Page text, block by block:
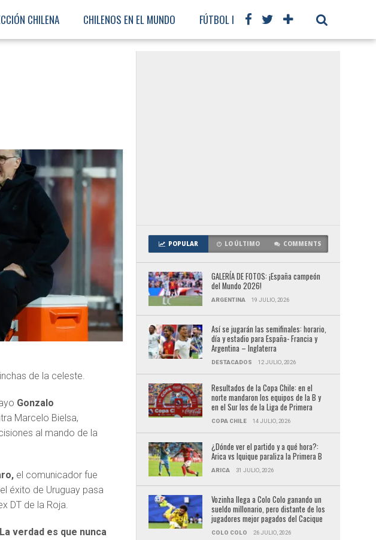
CHILENA CHILENOS EN EL MUNDO FÚTBOL INTERNACIONAL
de la celeste.
Gonzalo
Marcelo Bielsa,
al mando de la
el comunicador fue
éxito de Uruguay pasa
DT de la Roja.
verdad es que nunca
POPULAR LO ÚLTIMO COMMENTS
GALERÍA DE FOTOS: ¡España campeón
del Mundo 2026!
ARGENTINA 19 JULIO, 2026
Así se jugarán las semifinales: horario,
día y estadio para España- Francia y
Argentina – Inglaterra
DESTACADOS 12 JULIO, 2026
Resultados de la Copa Chile: en el
norte mandaron los equipos de la B y
en el Sur los de la Liga de Primera
COPA CHILE 14 JULIO, 2026
¿Dónde ver el partido y a qué hora?:
Arica vs Iquique paraliza la Primera B
ARICA 31 JULIO, 2026
Vozinha llega a Colo Colo ganando un
sueldo millonario, pero distante de los
jugadores mejor pagados del Cacique
COLO COLO 26 JULIO, 2026